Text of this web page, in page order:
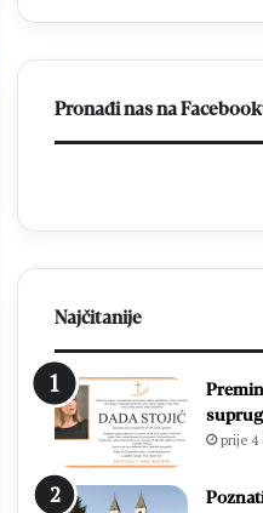
Pronađi nas na
Najčitanije
prije 4